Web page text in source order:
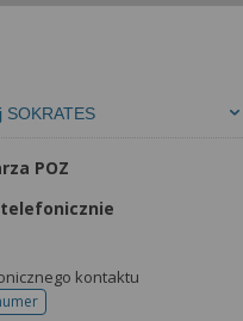
SOKRATES
POZ
kontaktu
do rejestracji